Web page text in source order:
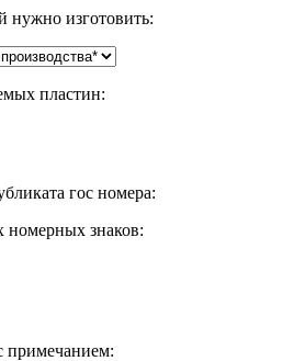
нужно изготовить:
пластин:
гос номера:
номерных знаков:
примечанием: